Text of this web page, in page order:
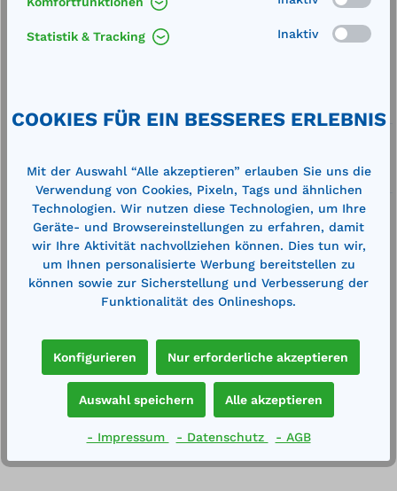
Merken
Zertifizierte Qualität
Beschreibung
mmAuffangvolumen: 30 lzusätzlicher
Wannenboden für den Fassschrank 14/20(Schrank
nicht im…Mehr
Technische Daten
Statistik & Tracking Inaktiv
COOKIES FÜR EIN BESSERES ERLEBNIS
Mit der Auswahl “Alle akzeptieren” erlauben Sie uns die
Verwendung von Cookies, Pixeln, Tags und ähnlichen
Technologien. Wir nutzen diese Technologien, um Ihre
Geräte- und Browsereinstellungen zu erfahren, damit
wir Ihre Aktivität nachvollziehen können. Dies tun wir,
um Ihnen personalisierte Werbung bereitstellen zu
können sowie zur Sicherstellung und Verbesserung der
Funktionalität des Onlineshops.
Konfigurieren Nur erforderliche akzeptieren
Auswahl speichern Alle akzeptieren
- Impressum - Datenschutz - AGB